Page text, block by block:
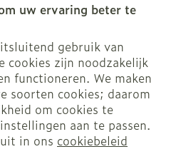
uw ervaring beter te
gebruik van
cookies zijn noodzakelijk
functioneren. We maken
soorten cookies; daarom
om cookies te
aan te passen.
in ons cookiebeleid